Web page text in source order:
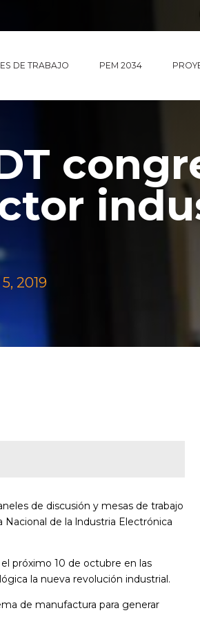
DE TRABAJO PEM 2034
2019
de discusión y mesas de trabajo
de la lndustria Electrónica
próximo 10 de octubre en las
la nueva revolución industrial.
de manufactura para generar